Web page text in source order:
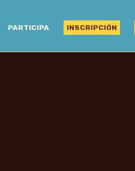
PARTICIPA INSCRIPCIÓN